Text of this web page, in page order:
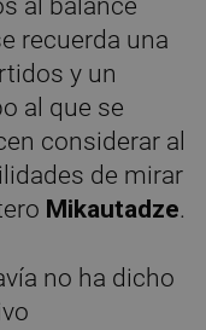
al balance
recuerda una
y un
al que se
considerar al
de mirar
Mikautadze.
no ha dicho